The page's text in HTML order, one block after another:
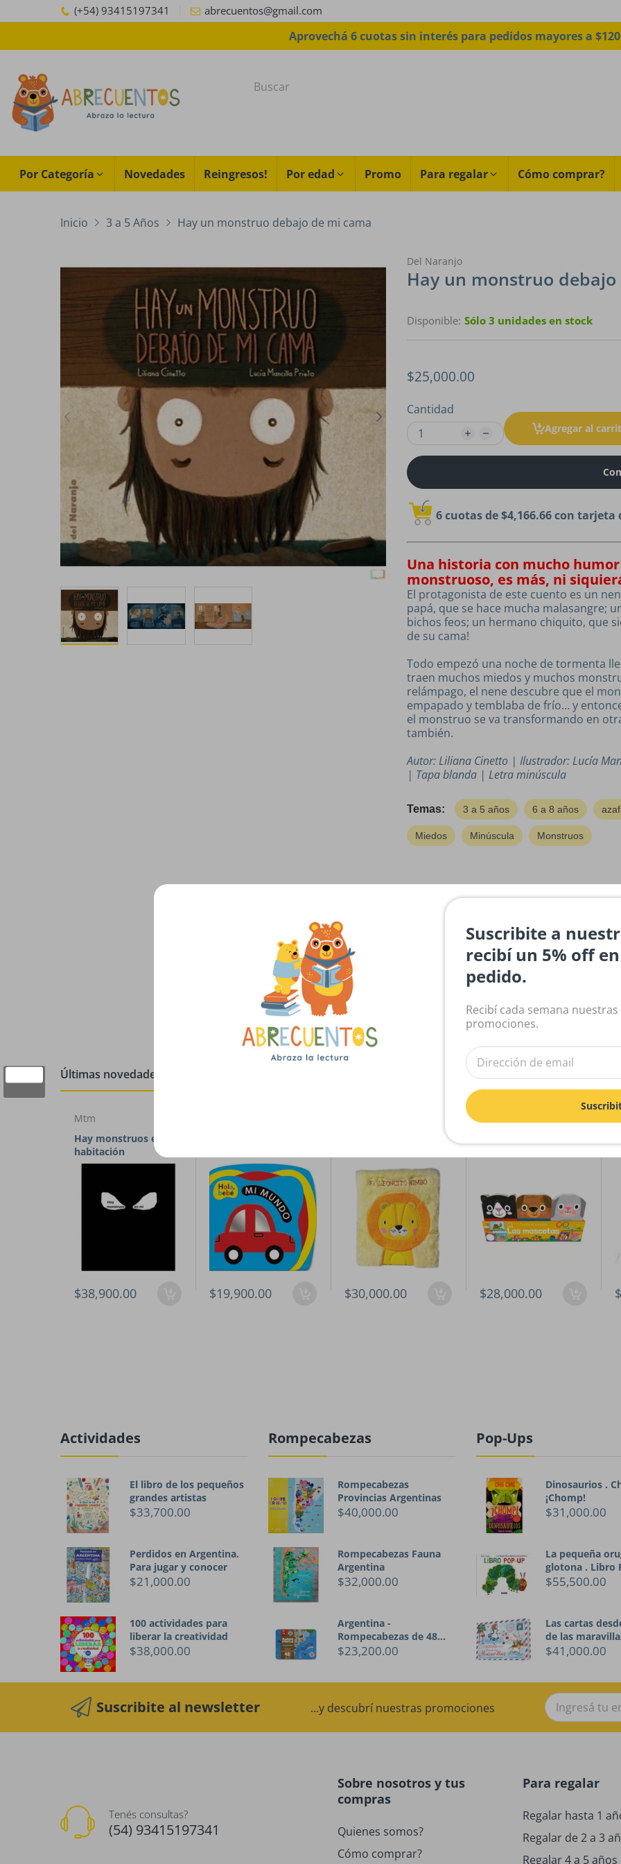
(+54) 93415197341 abrecuentos@gmail.com
Aprovechá 6 cuotas sin interés para pedidos mayores a
Por Categoría Novedades Reingresos! Por edad Promo Para regalar Cómo comprar?
Inicio 3 a 5 Años Hay un monstruo debajo de mi cama
Del Naranjo
Hay un monstruo debajo
Disponible: Sólo 3 unidades en stock
$25,000.00
Cantidad
Agregar al
6 cuotas de$4,166.66con tarjeta
Una historia con mucho
monstruoso, es más, ni
El protagonista de este cuento es un
papá, que se hace mucha malasangre;
bichos feos; un hermano chiquito, que
de su cama!
Todo empezó una noche de tormenta
traen muchos miedos y muchos
relámpago, el nene descubre que el
empapado y temblaba de frío… y
el monstruo se va transformando en
también.
Autor:Liliana Cinetto | Ilustrador:Lucía
| Tapablanda | Letra minúscula
Temas: 3 a 5 años 6 a 8 años
Miedos Minúscula Monstruos
Reseñas de Clientes
Sé el primero en escribir una reseña
Escribir una reseña
Últimas novedades
Mtm
Hay monstruos en mi
habitación
$38,900.00 $19,900.00 $30,000.00 $28,000.00
Actividades
El libro de los pequeños
grandes artistas
$33,700.00
Perdidos en Argentina.
Para jugar y conocer
$21,000.00
100 actividades para
liberar la creatividad
$38,000.00
Rompecabezas
Rompecabezas
Provincias Argentinas
$40,000.00
Rompecabezas Fauna
Argentina
$32,000.00
Argentina -
Rompecabezas de 48
piezas
$23,200.00
Pop-Ups
Dinosaurios .
¡Chomp!
$31,000.00
La pequeña
glotona . Libro
$55,500.00
Las cartas
de las
$41,000.00
Suscribite al newsletter ...y descubrí nuestras promociones
Tenés consultas?
(54) 93415197341
Sobre nosotros y tus
compras
Quienes somos?
Cómo comprar?
Para regalar
Regalar hasta 1
Regalar de 2 a 3
Regalar 4 a 5 años
Suscribite a
recibí un 5% off
pedido.
Recibí cada semana
promociones.